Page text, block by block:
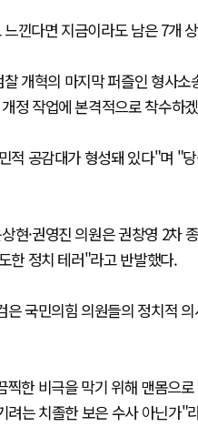
낀다면 지금이라도 남은 7개
개혁의 마지막 퍼즐인 형사
정 작업에 본격적으로 착수하
공감대가 형성돼 있다"며 "당
현·권영진 의원은 권창영 2차
한 정치 테러"라고 반발했다.
국민의힘 의원들의 정치적
한 비극을 막기 위해 맨몸으
는 치졸한 보은 수사 아닌가"